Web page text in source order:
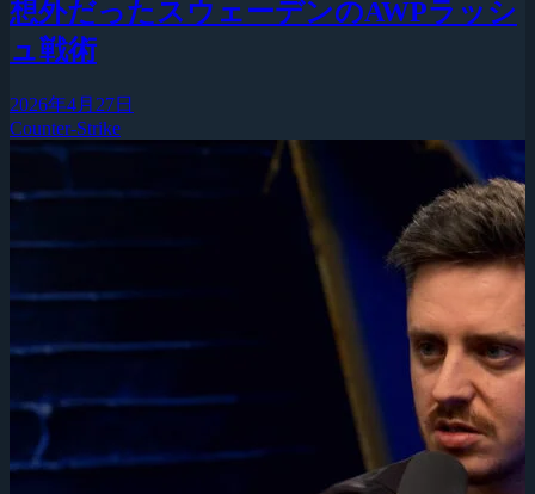
想外だったスウェーデンのAWPラッシ
ュ戦術
2026年4月27日
Counter-Strike